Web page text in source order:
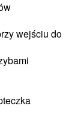
wejściu do